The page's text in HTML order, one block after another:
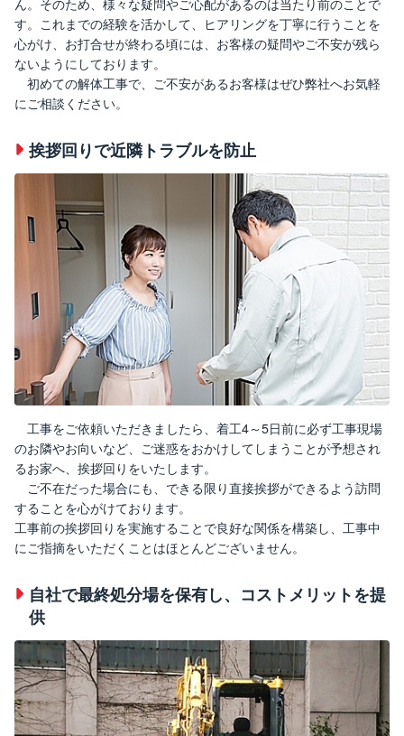
ん。そのため、様々な疑問やご心配があるのは当たり前のことで
す。これまでの経験を活かして、ヒアリングを丁寧に行うことを
心がけ、お打合せが終わる頃には、お客様の疑問やご不安が残ら
ないようにしております。
初めての解体工事で、ご不安があるお客様はぜひ弊社へお気軽
にご相談ください。
挨拶回りで近隣トラブルを防止
工事をご依頼いただきましたら、着工4～5日前に必ず工事現場
のお隣やお向いなど、ご迷惑をおかけしてしまうことが予想され
るお家へ、挨拶回りをいたします。
ご不在だった場合にも、できる限り直接挨拶ができるよう訪問
することを心がけております。
工事前の挨拶回りを実施することで良好な関係を構築し、工事中
にご指摘をいただくことはほとんどございません。
自社で最終処分場を保有し、コストメリットを提
供